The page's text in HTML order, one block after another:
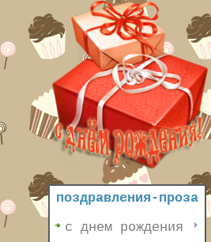
поздравления-проза
с днем рождения